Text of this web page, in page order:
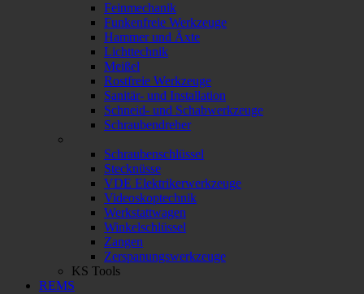
Feinmechanik
Funkenfreie Werkzeuge
Hammer und Äxte
Lichttechnik
Meißel
Rostfreie Werkzeuge
Sanitär- und Installation
Schneid- und Schabwerkzeuge
Schraubendreher
Schraubenschlüssel
Stecknüsse
VDE Elektrikerwerkzeuge
Videoskoptechnik
Werkstattwagen
Winkelschlüssel
Zangen
Zerspanungswerkzeuge
KS Tools
REMS